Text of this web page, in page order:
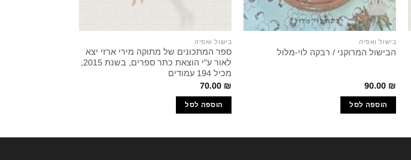
בישול ואפיה
הבישול המרוקני / רבקה לוי-מלול
90.00 ₪
הוספה לסל
בישול ואפיה
ספר המתכונים של מתוקה מירי ארזי יצא
לאור ע"י הוצאת כתר ספרים, בשנת 2015,
מכיל 194 עמודים
70.00 ₪
הוספה לסל